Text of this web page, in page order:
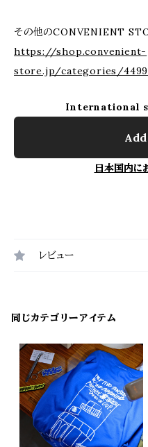
その他のCONVENIENT
https://shop.convenient-
store.jp/categories/
International
日本国内に
レビュー
同じカテゴリーアイテム